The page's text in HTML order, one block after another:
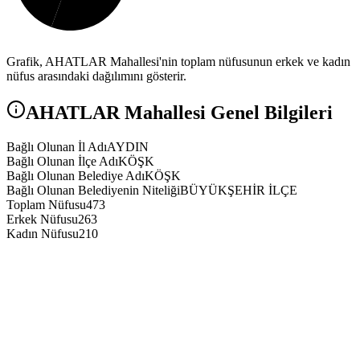
Grafik, AHATLAR Mahallesi'nin toplam nüfusunun erkek ve kadın
nüfus arasındaki dağılımını gösterir.
AHATLAR Mahallesi Genel Bilgileri
Bağlı Olunan İl AdıAYDIN
Bağlı Olunan İlçe AdıKÖŞK
Bağlı Olunan Belediye AdıKÖŞK
Bağlı Olunan Belediyenin NiteliğiBÜYÜKŞEHİR İLÇE
Toplam Nüfusu473
Erkek Nüfusu263
Kadın Nüfusu210